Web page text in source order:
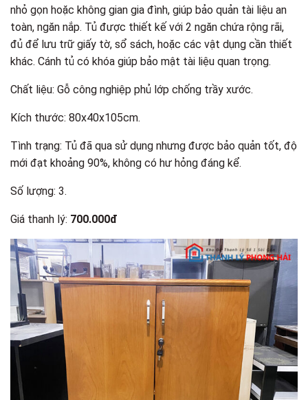
nhỏ gọn hoặc không gian gia đình, giúp bảo quản tài liệu an
toàn, ngăn nắp. Tủ được thiết kế với 2 ngăn chứa rộng rãi,
đủ để lưu trữ giấy tờ, sổ sách, hoặc các vật dụng cần thiết
khác. Cánh tủ có khóa giúp bảo mật tài liệu quan trọng.
Chất liệu: Gỗ công nghiệp phủ lớp chống trầy xước.
Kích thước: 80x40x105cm.
Tình trạng: Tủ đã qua sử dụng nhưng được bảo quản tốt, độ
mới đạt khoảng 90%, không có hư hỏng đáng kể.
Số lượng: 3.
Giá thanh lý: 700.000đ